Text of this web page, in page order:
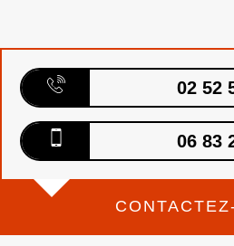
02 52
06 83